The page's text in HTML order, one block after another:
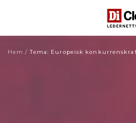
Hem / Tema: Europeisk